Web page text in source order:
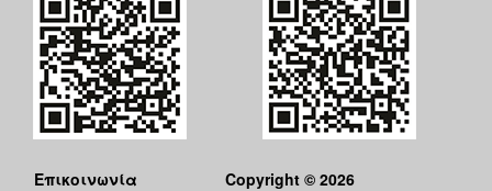
Επικοινωνία
Copyright © 2026